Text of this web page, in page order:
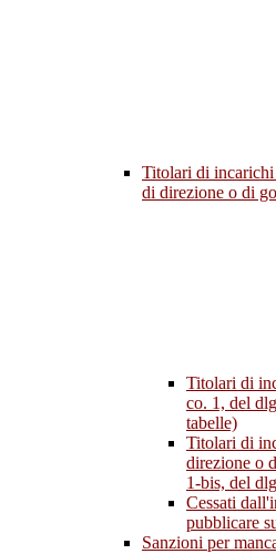
Titolari di
di direzione o di
Titolari di
co. 1, del
tabelle)
Titolari di
direzione o
1-bis, del
Cessati
pubblicare
Sanzioni per